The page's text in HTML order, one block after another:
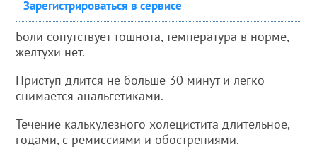
Зарегистрироваться в сервисе
Боли сопутствует тошнота, температура в норме,
желтухи нет.
Приступ длится не больше 30 минут и легко
снимается анальгетиками.
Течение калькулезного холецистита длительное,
годами, с ремиссиями и обострениями.